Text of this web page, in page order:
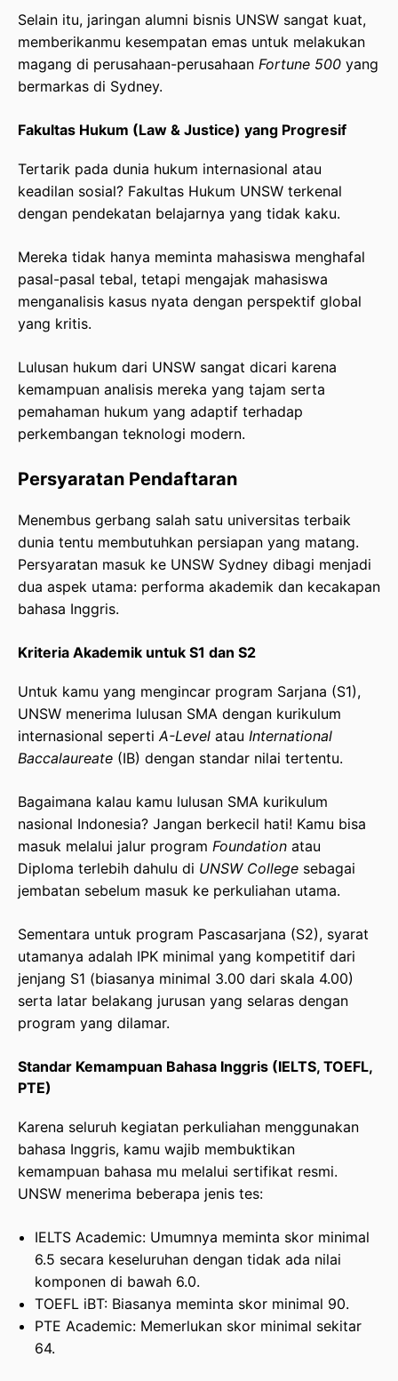
Selain itu, jaringan alumni bisnis UNSW sangat kuat,
memberikanmu kesempatan emas untuk melakukan
magang di perusahaan-perusahaan Fortune 500 yang
bermarkas di Sydney.
Fakultas Hukum (Law & Justice) yang Progresif
Tertarik pada dunia hukum internasional atau
keadilan sosial? Fakultas Hukum UNSW terkenal
dengan pendekatan belajarnya yang tidak kaku.
Mereka tidak hanya meminta mahasiswa menghafal
pasal-pasal tebal, tetapi mengajak mahasiswa
menganalisis kasus nyata dengan perspektif global
yang kritis.
Lulusan hukum dari UNSW sangat dicari karena
kemampuan analisis mereka yang tajam serta
pemahaman hukum yang adaptif terhadap
perkembangan teknologi modern.
Persyaratan Pendaftaran
Menembus gerbang salah satu universitas terbaik
dunia tentu membutuhkan persiapan yang matang.
Persyaratan masuk ke UNSW Sydney dibagi menjadi
dua aspek utama: performa akademik dan kecakapan
bahasa Inggris.
Kriteria Akademik untuk S1 dan S2
Untuk kamu yang mengincar program Sarjana (S1),
UNSW menerima lulusan SMA dengan kurikulum
internasional seperti A-Level atau International
Baccalaureate (IB) dengan standar nilai tertentu.
Bagaimana kalau kamu lulusan SMA kurikulum
nasional Indonesia? Jangan berkecil hati! Kamu bisa
masuk melalui jalur program Foundation atau
Diploma terlebih dahulu di UNSW College sebagai
jembatan sebelum masuk ke perkuliahan utama.
Sementara untuk program Pascasarjana (S2), syarat
utamanya adalah IPK minimal yang kompetitif dari
jenjang S1 (biasanya minimal 3.00 dari skala 4.00)
serta latar belakang jurusan yang selaras dengan
program yang dilamar.
Standar Kemampuan Bahasa Inggris (IELTS, TOEFL,
PTE)
Karena seluruh kegiatan perkuliahan menggunakan
bahasa Inggris, kamu wajib membuktikan
kemampuan bahasa mu melalui sertifikat resmi.
UNSW menerima beberapa jenis tes:
IELTS Academic: Umumnya meminta skor minimal
6.5 secara keseluruhan dengan tidak ada nilai
komponen di bawah 6.0.
TOEFL iBT: Biasanya meminta skor minimal 90.
PTE Academic: Memerlukan skor minimal sekitar
64.